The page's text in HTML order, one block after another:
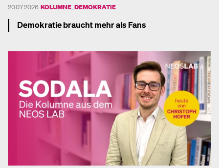
20.07.2026 KOLUMNE DEMOKRATIE
Demokratie braucht mehr als Fans